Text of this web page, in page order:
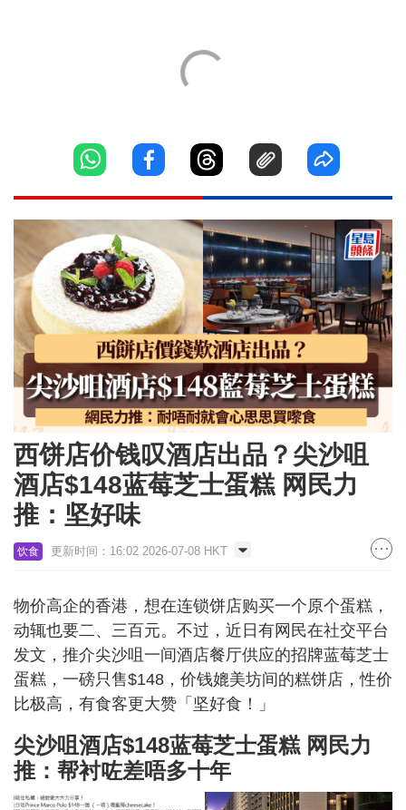
西饼店价钱叹酒店出品？尖沙咀
酒店$148蓝莓芝士蛋糕 网民力
推：坚好味
饮食 更新时间：16:02 2026-07-08 HKT
物价高企的香港，想在连锁饼店购买一个原个蛋糕，
动辄也要二、三百元。不过，近日有网民在社交平台
发文，推介尖沙咀一间酒店餐厅供应的招牌蓝莓芝士
蛋糕，一磅只售$148，价钱媲美坊间的糕饼店，性价
比极高，有食客更大赞「坚好食！」
尖沙咀酒店$148蓝莓芝士蛋糕 网民力
推：帮衬咗差唔多十年